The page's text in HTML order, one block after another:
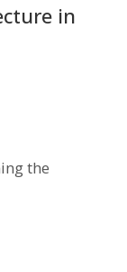
in
the